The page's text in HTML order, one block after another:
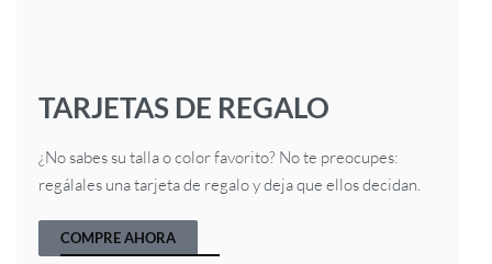
TARJETAS DE REGALO
¿No sabes su talla o color favorito? No te preocupes:
regálales una tarjeta de regalo y deja que ellos decidan.
COMPRE AHORA